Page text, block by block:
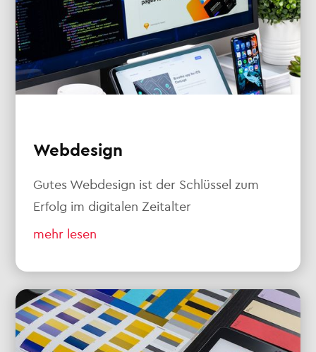
Webdesign
Gutes Webdesign ist der Schlüssel zum
Erfolg im digitalen Zeitalter
mehr lesen